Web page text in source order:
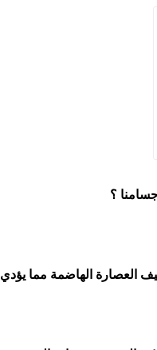
؟
العصارة الهاضمة مما يؤدي